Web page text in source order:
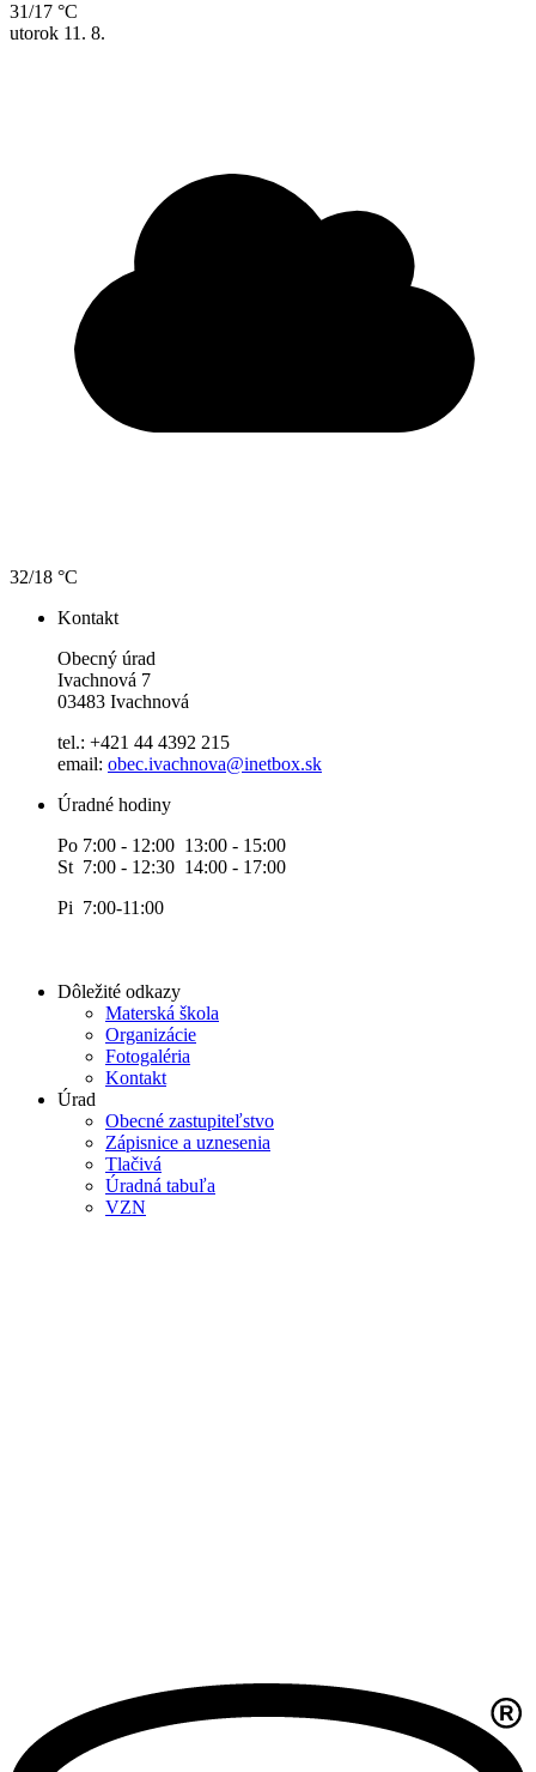
31/17 °C
utorok 11. 8.
32/18 °C
Kontakt
Obecný úrad
Ivachnová 7
03483 Ivachnová
tel.: +421 44 4392 215
email: obec.ivachnova@inetbox.sk
Úradné hodiny
Po 7:00 - 12:00 13:00 - 15:00
St 7:00 - 12:30 14:00 - 17:00
Pi 7:00-11:00
Dôležité odkazy
Materská škola
Organizácie
Fotogaléria
Kontakt
Úrad
Obecné zastupiteľstvo
Zápisnice a uznesenia
Tlačivá
Úradná tabuľa
VZN